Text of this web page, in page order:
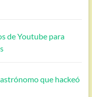
de Youtube para
que hackeó